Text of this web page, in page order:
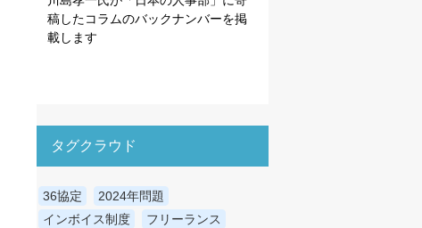
稿したコラムのバックナンバーを掲
載します
タグクラウド
36協定
2024年問題
インボイス制度
フリーランス